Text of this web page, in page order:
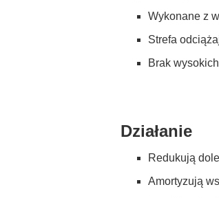
Wykonane z
Strefa
Brak
Działanie
Redukują
Amortyzują